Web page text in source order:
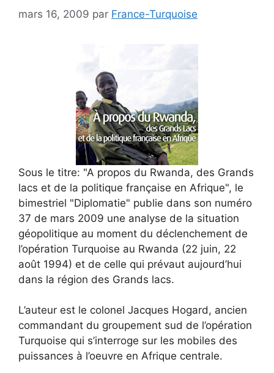
mars 16, 2009 par France-Turquoise
Sous le titre: "A propos du Rwanda, des Grands
lacs et de la politique française en Afrique", le
bimestriel "Diplomatie" publie dans son numéro
37 de mars 2009 une analyse de la situation
géopolitique au moment du déclenchement de
l’opération Turquoise au Rwanda (22 juin, 22
août 1994) et de celle qui prévaut aujourd’hui
dans la région des Grands lacs.
L’auteur est le colonel Jacques Hogard, ancien
commandant du groupement sud de l’opération
Turquoise qui s’interroge sur les mobiles des
puissances à l’oeuvre en Afrique centrale.